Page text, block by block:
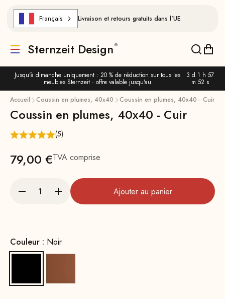
Jusqu'à dimanche uniquement : 20 % de réduction sur tous les
meubles Sternzeit · offre valable jusqu'au
3 d 1 h 57
m 52 s
Français Livraison et retours gratuits dans l'UE
Traduction manquante : de.header.general.menu
Sternzeit Design
Accueil Coussin en plumes, 40x40 Coussin en plumes, 40x40 - Cuir
/
Coussin en plumes, 40x40 - Cuir
(5)
Prix
79,00 €TVA comprise
Ajouter au panier
Couleur : Noir